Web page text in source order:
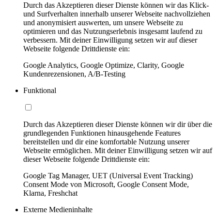
Durch das Akzeptieren dieser Dienste können wir das Klick-
und Surfverhalten innerhalb unserer Webseite nachvollziehen
und anonymisiert auswerten, um unsere Webseite zu
optimieren und das Nutzungserlebnis insgesamt laufend zu
verbessern. Mit deiner Einwilligung setzen wir auf dieser
Webseite folgende Drittdienste ein:
Google Analytics, Google Optimize, Clarity, Google
Kundenrezensionen, A/B-Testing
Funktional
Durch das Akzeptieren dieser Dienste können wir dir über die
grundlegenden Funktionen hinausgehende Features
bereitstellen und dir eine komfortable Nutzung unserer
Webseite ermöglichen. Mit deiner Einwilligung setzen wir auf
dieser Webseite folgende Drittdienste ein:
Google Tag Manager, UET (Universal Event Tracking)
Consent Mode von Microsoft, Google Consent Mode,
Klarna, Freshchat
Externe Medieninhalte